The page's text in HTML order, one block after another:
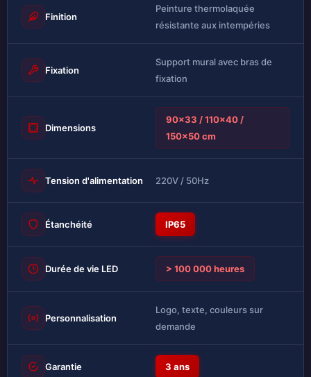
Finition
Peinture thermolaquée
résistante aux intempéries
Fixation
Support mural avec bras de
fixation
Dimensions
90×33 / 110×40 /
150×50 cm
Tension d'alimentation 220V / 50Hz
Étanchéité IP65
Durée de vie LED > 100 000 heures
Personnalisation
Logo, texte, couleurs sur
demande
Garantie 3 ans